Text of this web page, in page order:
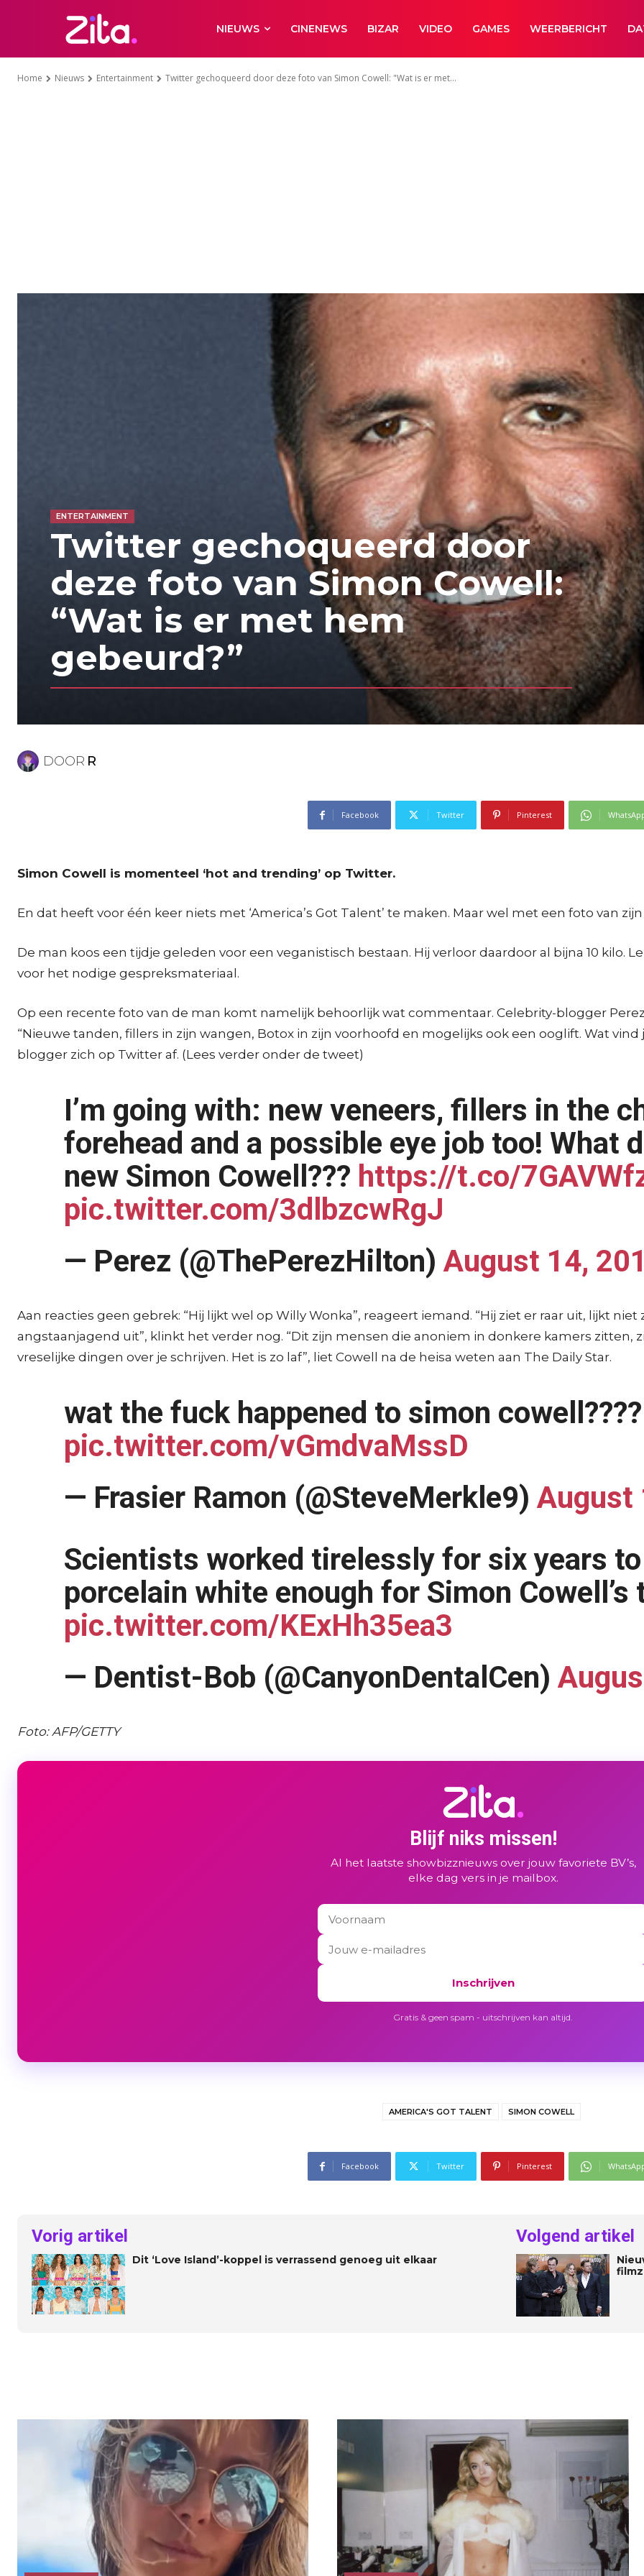
NIEUWS CINENEWS BIZAR VIDEO GAMES WEERBERICHT
Home Nieuws Entertainment Twitter gechoqueerd door deze foto van Simon Cowell: "Wat is er met...
ENTERTAINMENT
Twitter gechoqueerd door
deze foto van Simon Cowell:
“Wat is er met hem
gebeurd?”
DOOR R
Facebook Twitter Pinterest
Simon Cowell is momenteel ‘hot and trending’ op Twitter.
En dat heeft voor één keer niets met ‘America’s Got Talent’ te maken. Maar wel met een foto van
De man koos een tijdje geleden voor een veganistisch bestaan. Hij verloor daardoor al bijna 10 kilo.
voor het nodige gespreksmateriaal.
Op een recente foto van de man komt namelijk behoorlijk wat commentaar. Celebrity-blogger
“Nieuwe tanden, fillers in zijn wangen, Botox in zijn voorhoofd en mogelijks ook een ooglift. Wat vind
blogger zich op Twitter af. (Lees verder onder de tweet)
I’m going with: new veneers, fillers in the
forehead and a possible eye job too! What
new Simon Cowell??? https://t.co/
pic.twitter.com/3dlbzcwRgJ
— Perez (@ThePerezHilton) August 14,
Aan reacties geen gebrek: “Hij lijkt wel op Willy Wonka”, reageert iemand. “Hij ziet er raar uit, lijkt niet
angstaanjagend uit”, klinkt het verder nog. “Dit zijn mensen die anoniem in donkere kamers zitten,
vreselijke dingen over je schrijven. Het is zo laf”, liet Cowell na de heisa weten aan The Daily Star.
wat the fuck happened to simon cowell????
pic.twitter.com/vGmdvaMssD
— Frasier Ramon (@SteveMerkle9) August
Scientists worked tirelessly for six years
porcelain white enough for Simon Cowell’s
pic.twitter.com/KExHh35ea3
— Dentist-Bob (@CanyonDentalCen)
Foto: AFP/GETTY
Blijf niks missen!
Al het laatste showbizznieuws over jouw favoriete BV’s,
elke dag vers in je mailbox.
Inschrijven
Gratis & geen spam - uitschrijven kan altijd.
AMERICA'S GOT TALENT SIMON COWELL
Facebook Twitter Pinterest
Vorig artikel
Dit ‘Love Island’-koppel is verrassend genoeg uit elkaar
Volgend artikel